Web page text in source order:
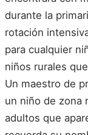
durante la
rotación
para cualquier
niños rurales
Un maestro de
un niño de zona
adultos que